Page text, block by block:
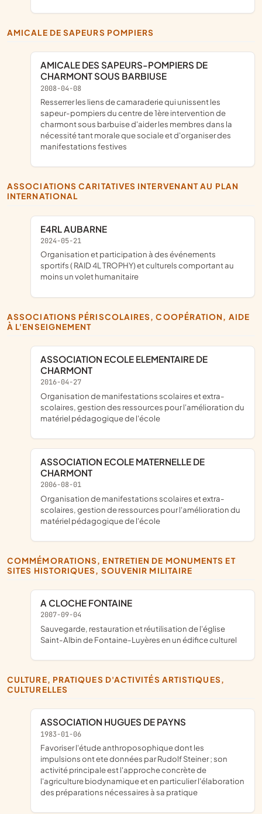
AMICALE DE SAPEURS POMPIERS
AMICALE DES SAPEURS-POMPIERS DE
CHARMONT SOUS BARBIUSE
2008-04-08
resserrer les liens de camaraderie qui unissent les
sapeur-pompiers du centre de 1ère intervention de
charmont sous barbuise d'aider les membres dans la
nécessité tant morale que sociale et d'organiser des
manifestations festives
ASSOCIATIONS CARITATIVES INTERVENANT AU PLAN
INTERNATIONAL
E4RL AUBARNE
2024-05-21
organisation et participation à des événements
sportifs ( RAID 4L TROPHY) et culturels comportant au
moins un volet humanitaire
ASSOCIATIONS PÉRISCOLAIRES, COOPÉRATION, AIDE
À L'ENSEIGNEMENT
ASSOCIATION ECOLE ELEMENTAIRE DE
CHARMONT
2016-04-27
organisation de manifestations scolaires et extra-
scolaires, gestion des ressources pour l'amélioration du
matériel pédagogique de l'école
ASSOCIATION ECOLE MATERNELLE DE
CHARMONT
2006-08-01
organisation de manifestations scolaires et extra-
scolaires, gestion de ressources pour l'amélioration du
matériel pédagogique de l'école
COMMÉMORATIONS, ENTRETIEN DE MONUMENTS ET
SITES HISTORIQUES, SOUVENIR MILITAIRE
A CLOCHE FONTAINE
2007-09-04
sauvegarde, restauration et réutilisation de l'église
Saint-Albin de Fontaine-Luyères en un édifice culturel
CULTURE, PRATIQUES D'ACTIVITÉS ARTISTIQUES,
CULTURELLES
ASSOCIATION HUGUES DE PAYNS
1983-01-06
favoriser l'étude anthroposophique dont les
impulsions ont ete données par Rudolf Steiner ; son
activité principale est l'approche concrète de
l'agriculture biodynamique et en particulier l'élaboration
des préparations nécessaires à sa pratique